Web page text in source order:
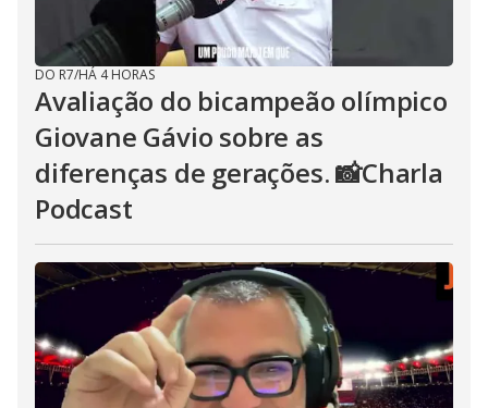
DO R7/HÁ 4 HORAS
Avaliação do bicampeão olímpico
Giovane Gávio sobre as
diferenças de gerações. 📸Charla
Podcast